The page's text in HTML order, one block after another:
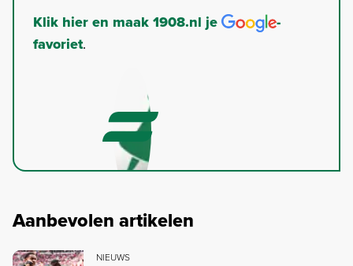
Klik hier en maak 1908.nl je
-
favoriet.
Aanbevolen artikelen
NIEUWS